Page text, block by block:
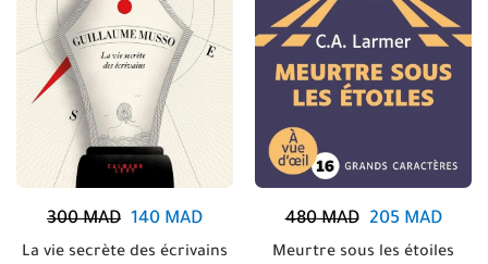
300MAD 140 MAD
La vie secrète des écrivains
480MAD 205MAD
Meurtre sous les étoiles